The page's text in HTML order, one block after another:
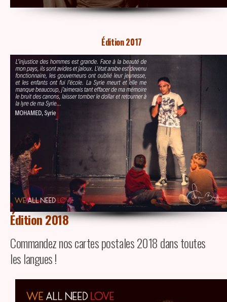
Édition 2017
Édition 2018
Commandez nos cartes postales 2018 dans toutes
les langues !